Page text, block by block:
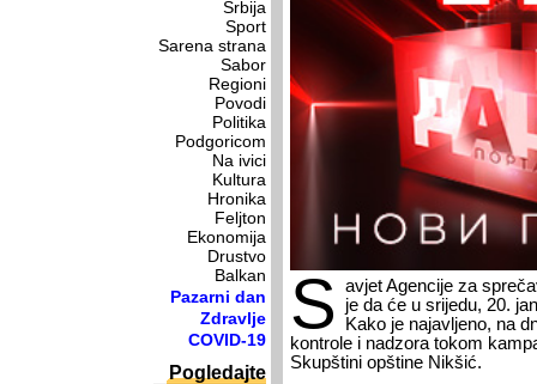
Srbija
Sport
Sarena strana
Sabor
Regioni
Povodi
Politika
Podgoricom
Na ivici
Kultura
Hronika
Feljton
Ekonomija
Drustvo
Balkan
Pazarni dan
Zdravlje
COVID-19
Pogledajte
S
avjet Agencije za
je da će u srijedu, 20.
Kako je najavljeno, na
kontrole i nadzora tokom
Skupštini opštine Nikšić.